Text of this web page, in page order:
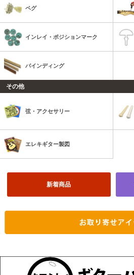
ペグ
インレイ・ポジションマーク
バインディング
その他
弦・アクセサリー
エレキギター製図
新着商品